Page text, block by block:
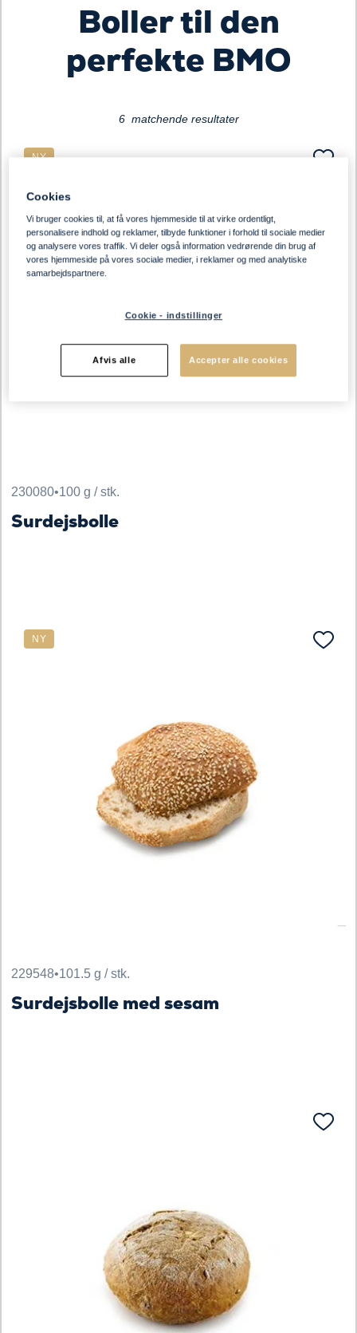
Boller til den
perfekte BMO
6 matchende resultater
NY
230080•100 g / stk.
Surdejsbolle
NY
229548•101.5 g / stk.
Surdejsbolle med sesam
Cookies
Vi bruger cookies til, at få vores hjemmeside til at virke ordentligt,
personalisere indhold og reklamer, tilbyde funktioner i forhold til sociale medier
og analysere vores traffik. Vi deler også information vedrørende din brug af
vores hjemmeside på vores sociale medier, i reklamer og med analytiske
samarbejdspartnere.
Cookie - indstillinger
Afvis alle Accepter alle cookies